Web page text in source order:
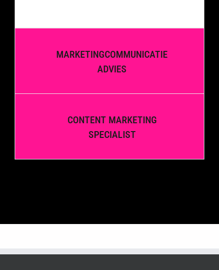
MARKETINGCOMMUNICATIE
ADVIES
CONTENT MARKETING
SPECIALIST